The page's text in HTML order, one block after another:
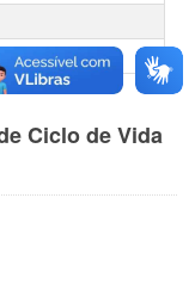
Ciclo de Vida